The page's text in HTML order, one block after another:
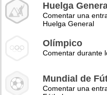
Huelga
Comentar una
Huelga General
Olímpico
Comentar durante
Mundial de
Comentar una